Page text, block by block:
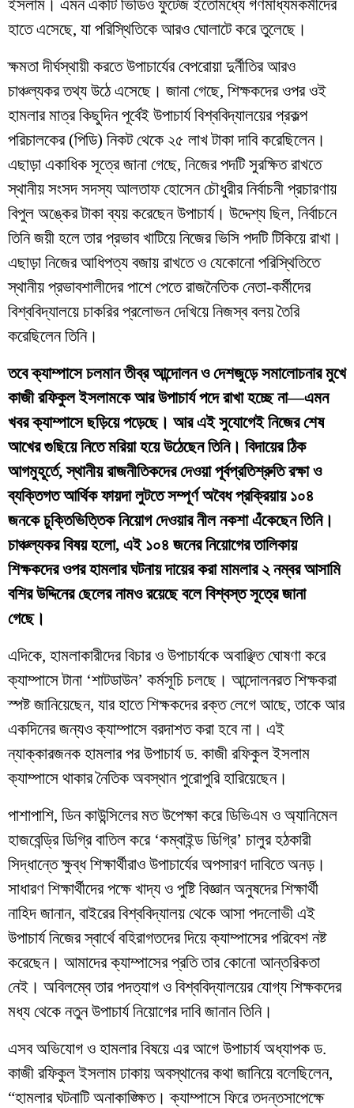
ইসলাম। এমন একটি ভিডিও ফুটেজ ইতোমধ্যে গণমাধ্যমকর্মীদের
হাতে এসেছে, যা পরিস্থিতিকে আরও ঘোলাটে করে তুলেছে।
​ক্ষমতা দীর্ঘস্থায়ী করতে উপাচার্যের বেপরোয়া দুর্নীতির আরও
চাঞ্চল্যকর তথ্য উঠে এসেছে। জানা গেছে, শিক্ষকদের ওপর ওই
হামলার মাত্র কিছুদিন পূর্বেই উপাচার্য বিশ্ববিদ্যালয়ের প্রকল্প
পরিচালকের (পিডি) নিকট থেকে ২৫ লাখ টাকা দাবি করেছিলেন।
এছাড়া একাধিক সূত্রে জানা গেছে, নিজের পদটি সুরক্ষিত রাখতে
স্থানীয় সংসদ সদস্য আলতাফ হোসেন চৌধুরীর নির্বাচনী প্রচারণায়
বিপুল অঙ্কের টাকা ব্যয় করেছেন উপাচার্য। উদ্দেশ্য ছিল, নির্বাচনে
তিনি জয়ী হলে তার প্রভাব খাটিয়ে নিজের ভিসি পদটি টিকিয়ে রাখা।
এছাড়া নিজের আধিপত্য বজায় রাখতে ও যেকোনো পরিস্থিতিতে
স্থানীয় প্রভাবশালীদের পাশে পেতে রাজনৈতিক নেতা-কর্মীদের
বিশ্ববিদ্যালয়ে চাকরির প্রলোভন দেখিয়ে নিজস্ব বলয় তৈরি
করেছিলেন তিনি।
তবে ক্যাম্পাসে চলমান তীব্র আন্দোলন ও দেশজুড়ে সমালোচনার মুখে
কাজী রফিকুল ইসলামকে আর উপাচার্য পদে রাখা হচ্ছে না—এমন
খবর ক্যাম্পাসে ছড়িয়ে পড়েছে। আর এই সুযোগেই নিজের শেষ
আখের গুছিয়ে নিতে মরিয়া হয়ে উঠেছেন তিনি। বিদায়ের ঠিক
আগমুহূর্তে, স্থানীয় রাজনীতিকদের দেওয়া পূর্বপ্রতিশ্রুতি রক্ষা ও
ব্যক্তিগত আর্থিক ফায়দা লুটতে সম্পূর্ণ অবৈধ প্রক্রিয়ায় ১০৪
জনকে চুক্তিভিত্তিক নিয়োগ দেওয়ার নীল নকশা এঁকেছেন তিনি।
চাঞ্চল্যকর বিষয় হলো, এই ১০৪ জনের নিয়োগের তালিকায়
শিক্ষকদের ওপর হামলার ঘটনায় দায়ের করা মামলার ২ নম্বর আসামি
বশির উদ্দিনের ছেলের নামও রয়েছে বলে বিশ্বস্ত সূত্রে জানা
গেছে।
​এদিকে, হামলাকারীদের বিচার ও উপাচার্যকে অবাঞ্ছিত ঘোষণা করে
ক্যাম্পাসে টানা ‘শাটডাউন’ কর্মসূচি চলছে। আন্দোলনরত শিক্ষকরা
স্পষ্ট জানিয়েছেন, যার হাতে শিক্ষকদের রক্ত লেগে আছে, তাকে আর
একদিনের জন্যও ক্যাম্পাসে বরদাশত করা হবে না। এই
ন্যাক্কারজনক হামলার পর উপাচার্য ড. কাজী রফিকুল ইসলাম
ক্যাম্পাসে থাকার নৈতিক অবস্থান পুরোপুরি হারিয়েছেন।
​পাশাপাশি, ডিন কাউন্সিলের মত উপেক্ষা করে ডিভিএম ও অ্যানিমেল
হাজবেন্ড্রি ডিগ্রি বাতিল করে ‘কম্বাইন্ড ডিগ্রি’ চালুর হঠকারী
সিদ্ধান্তে ক্ষুব্ধ শিক্ষার্থীরাও উপাচার্যের অপসারণ দাবিতে অনড়।
সাধারণ শিক্ষার্থীদের পক্ষে খাদ্য ও পুষ্টি বিজ্ঞান অনুষদের শিক্ষার্থী
নাহিদ জানান, বাইরের বিশ্ববিদ্যালয় থেকে আসা পদলোভী এই
উপাচার্য নিজের স্বার্থে বহিরাগতদের দিয়ে ক্যাম্পাসের পরিবেশ নষ্ট
করেছেন। আমাদের ক্যাম্পাসের প্রতি তার কোনো আন্তরিকতা
নেই। অবিলম্বে তার পদত্যাগ ও বিশ্ববিদ্যালয়ের যোগ্য শিক্ষকদের
মধ্য থেকে নতুন উপাচার্য নিয়োগের দাবি জানান তিনি।
​এসব অভিযোগ ও হামলার বিষয়ে এর আগে উপাচার্য অধ্যাপক ড.
কাজী রফিকুল ইসলাম ঢাকায় অবস্থানের কথা জানিয়ে বলেছিলেন,
“হামলার ঘটনাটি অনাকাঙ্ক্ষিত। ক্যাম্পাসে ফিরে তদন্তসাপেক্ষে